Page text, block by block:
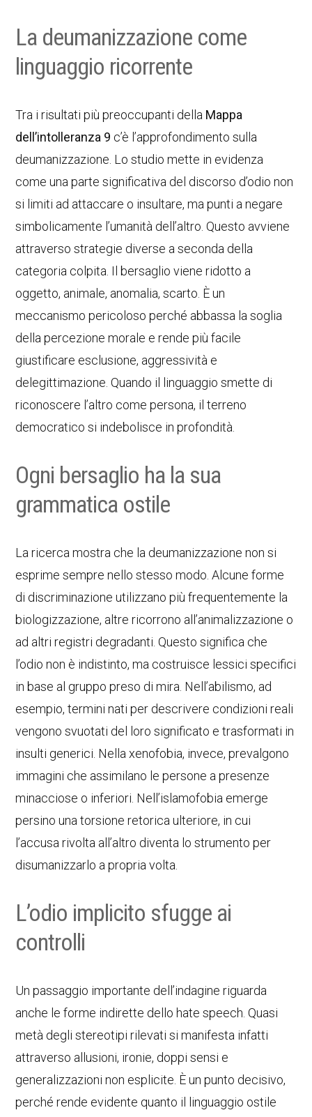
La deumanizzazione come
linguaggio ricorrente
Tra i risultati più preoccupanti della Mappa
dell’intolleranza 9 c’è l’approfondimento sulla
deumanizzazione. Lo studio mette in evidenza
come una parte significativa del discorso d’odio non
si limiti ad attaccare o insultare, ma punti a negare
simbolicamente l’umanità dell’altro. Questo avviene
attraverso strategie diverse a seconda della
categoria colpita. Il bersaglio viene ridotto a
oggetto, animale, anomalia, scarto. È un
meccanismo pericoloso perché abbassa la soglia
della percezione morale e rende più facile
giustificare esclusione, aggressività e
delegittimazione. Quando il linguaggio smette di
riconoscere l’altro come persona, il terreno
democratico si indebolisce in profondità.
Ogni bersaglio ha la sua
grammatica ostile
La ricerca mostra che la deumanizzazione non si
esprime sempre nello stesso modo. Alcune forme
di discriminazione utilizzano più frequentemente la
biologizzazione, altre ricorrono all’animalizzazione o
ad altri registri degradanti. Questo significa che
l’odio non è indistinto, ma costruisce lessici specifici
in base al gruppo preso di mira. Nell’abilismo, ad
esempio, termini nati per descrivere condizioni reali
vengono svuotati del loro significato e trasformati in
insulti generici. Nella xenofobia, invece, prevalgono
immagini che assimilano le persone a presenze
minacciose o inferiori. Nell’islamofobia emerge
persino una torsione retorica ulteriore, in cui
l’accusa rivolta all’altro diventa lo strumento per
disumanizzarlo a propria volta.
L’odio implicito sfugge ai
controlli
Un passaggio importante dell’indagine riguarda
anche le forme indirette dello hate speech. Quasi
metà degli stereotipi rilevati si manifesta infatti
attraverso allusioni, ironie, doppi sensi e
generalizzazioni non esplicite. È un punto decisivo,
perché rende evidente quanto il linguaggio ostile